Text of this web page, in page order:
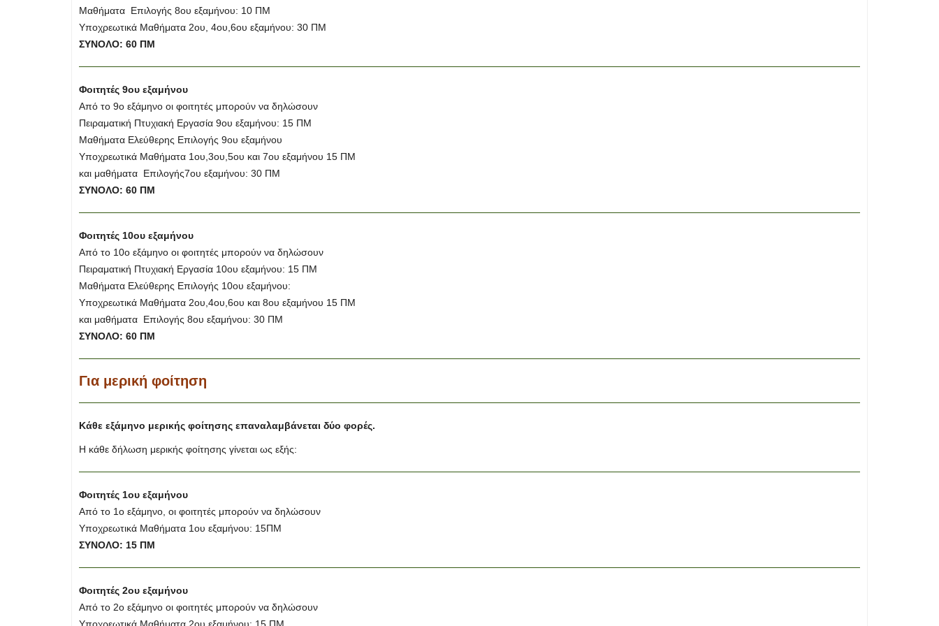
Μαθήματα Επιλογής 8ου εξαμήνου: 10 ΠΜ
Υποχρεωτικά Μαθήματα 2ου, 4ου,6ου εξαμήνου: 30 ΠΜ
ΣΥΝΟΛΟ: 60 ΠΜ
Φοιτητές 9ου εξαμήνου
Από το 9ο εξάμηνο οι φοιτητές μπορούν να δηλώσουν
Πειραματική Πτυχιακή Εργασία 9ου εξαμήνου: 15 ΠΜ
Μαθήματα Ελεύθερης Επιλογής 9ου εξαμήνου
Υποχρεωτικά Μαθήματα 1ου,3ου,5ου και 7ου εξαμήνου 15 ΠΜ
και μαθήματα Επιλογής7ου εξαμήνου: 30 ΠΜ
ΣΥΝΟΛΟ: 60 ΠΜ
Φοιτητές 10ου εξαμήνου
Από το 10ο εξάμηνο οι φοιτητές μπορούν να δηλώσουν
Πειραματική Πτυχιακή Εργασία 10ου εξαμήνου: 15 ΠΜ
Μαθήματα Ελεύθερης Επιλογής 10ου εξαμήνου:
Υποχρεωτικά Μαθήματα 2ου,4ου,6ου και 8ου εξαμήνου 15 ΠΜ
και μαθήματα Επιλογής 8ου εξαμήνου: 30 ΠΜ
ΣΥΝΟΛΟ: 60 ΠΜ
Για μερική φοίτηση
Κάθε εξάμηνο μερικής φοίτησης επαναλαμβάνεται δύο φορές.
Η κάθε δήλωση μερικής φοίτησης γίνεται ως εξής:
Φοιτητές 1ου εξαμήνου
Από το 1ο εξάμηνο, οι φοιτητές μπορούν να δηλώσουν
Υποχρεωτικά Μαθήματα 1ου εξαμήνου: 15ΠΜ
ΣΥΝΟΛΟ: 15 ΠΜ
Φοιτητές 2ου εξαμήνου
Από το 2ο εξάμηνο οι φοιτητές μπορούν να δηλώσουν